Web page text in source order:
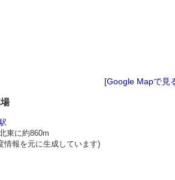
[Google Mapで見
東に約860m
情報を元に生成しています)